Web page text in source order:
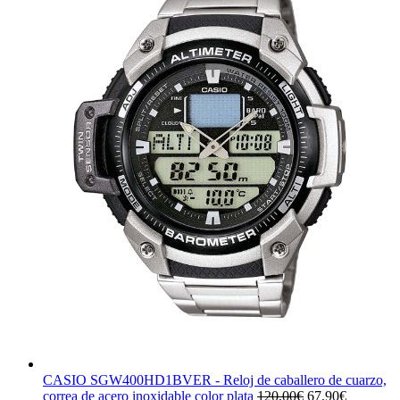
CASIO SGW400HD1BVER - Reloj de caballero de cuarzo,
correa de acero inoxidable color plata 120,00€ El
67,90€El